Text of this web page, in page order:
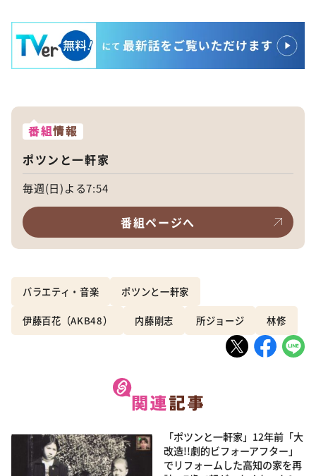
番組情報
ポツンと一軒家
毎週(日)よる7:54
番組ページへ
バラエティ・音楽 ポツンと一軒家
伊藤百花（AKB48） 内藤剛志 所ジョージ 林修
「ポツンと一軒家」12年前「大
改造!!劇的ビフォーアフター」
でリフォームした高知の家を再